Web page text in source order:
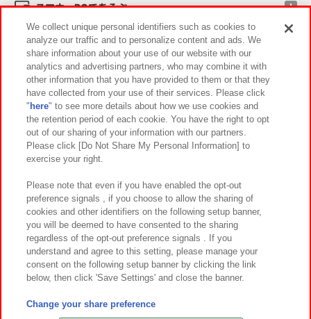
スマホ・PCであそぶ
イベント・キャンペーン
関連会社 サステナビリティ サイトポリシー
プライバシーポリシー ウェブアクセシビリティ方針と検証結果
お取引先さまとともに
カスタマーハラスメント対応方針 よくあるご質問・お問い合わせ
©Bandai Namco Amusement Inc.
©Bandai Namco Amusement Lab Inc.
We collect unique personal identifiers such as cookies to
analyze our traffic and to personalize content and ads. We
share information about your use of our website with our
analytics and advertising partners, who may combine it with
other information that you have provided to them or that they
have collected from your use of their services. Please click
" here" to see more details about how we use cookies and
the retention period of each cookie. You have the right to opt
out of our sharing of your information with our partners.
Please click [Do Not Share My Personal Information] to
exercise your right.
Please note that even if you have enabled the opt-out
preference signals , if you choose to allow the sharing of
cookies and other identifiers on the following setup banner,
you will be deemed to have consented to the sharing
regardless of the opt-out preference signals . If you
understand and agree to this setting, please manage your
consent on the following setup banner by clicking the link
below, then click 'Save Settings' and close the banner.
Change your share preference